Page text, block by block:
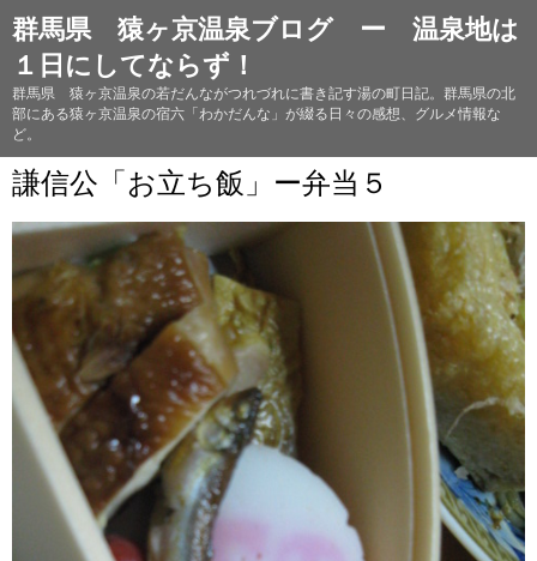
群馬県 猿ヶ京温泉ブログ ー 温泉地は
１日にしてならず！
群馬県 猿ヶ京温泉の若だんながつれづれに書き記す湯の町日記。群馬県の北
部にある猿ヶ京温泉の宿六「わかだんな」が綴る日々の感想、グルメ情報な
ど。
謙信公「お立ち飯」ー弁当５